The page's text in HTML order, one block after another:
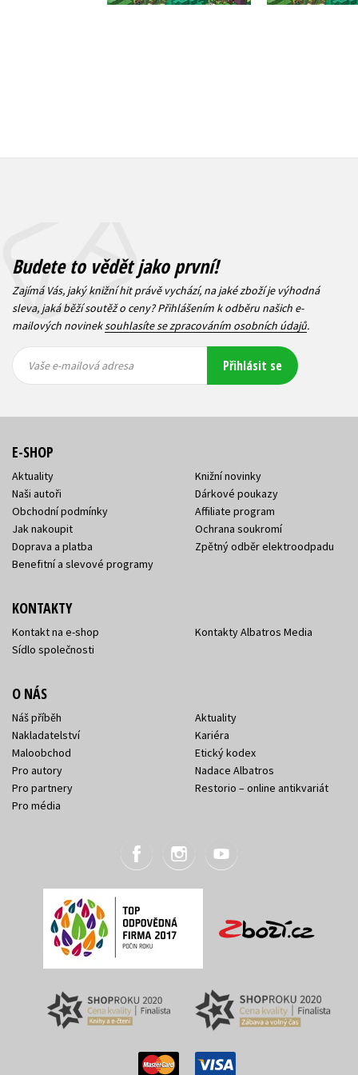
263 Kč 239 Kč
Budete to vědět jako první!
Zajímá Vás, jaký knižní hit právě vychází, na jaké zboží je výhodná
sleva, jaká běží soutěž o ceny? Přihlášením k odběru našich e-
mailových novineksouhlasíte se zpracováním osobních údajů.
mailová
mailová
Vaše e-mailová adresa Přihlásit se
E-SHOP
Aktuality
Naši autoři
Obchodní podmínky
Jak nakoupit
Doprava a platba
Benefitní a slevové programy
Knižní novinky
Dárkové poukazy
Affiliate program
Ochrana soukromí
Zpětný odběr elektroodpadu
KONTAKTY
Kontakt na e-shop
Sídlo společnosti
Kontakty Albatros Media
O NÁS
Náš příběh
Nakladatelství
Maloobchod
Pro autory
Pro partnery
Pro média
Aktuality
Kariéra
Etický kodex
Nadace Albatros
Restorio – online antikvariát